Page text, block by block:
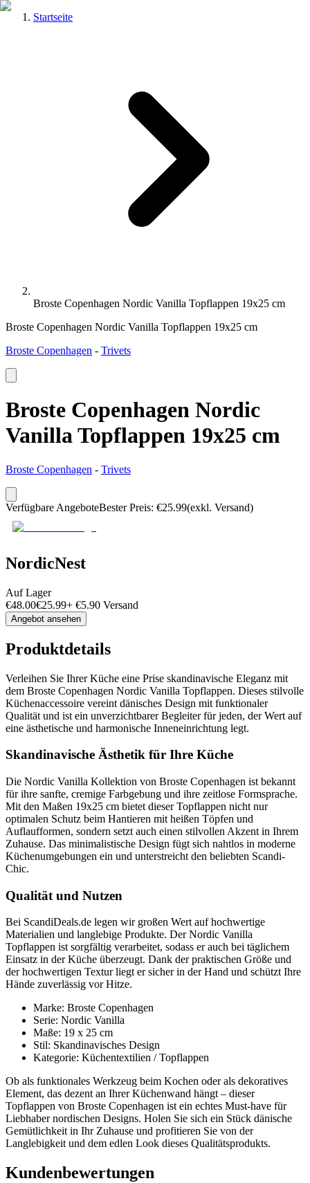
Startseite
Broste Copenhagen Nordic Vanilla Topflappen 19x25 cm
Broste Copenhagen Nordic Vanilla Topflappen 19x25 cm
Broste Copenhagen - Trivets
Broste Copenhagen Nordic
Vanilla Topflappen 19x25 cm
Broste Copenhagen - Trivets
Verfügbare AngeboteBester Preis: €25.99(exkl. Versand)
NordicNest
Auf Lager
€48.00€25.99+ €5.90 Versand
Angebot ansehen
Produktdetails
Verleihen Sie Ihrer Küche eine Prise skandinavische Eleganz mit
dem Broste Copenhagen Nordic Vanilla Topflappen. Dieses stilvolle
Küchenaccessoire vereint dänisches Design mit funktionaler
Qualität und ist ein unverzichtbarer Begleiter für jeden, der Wert auf
eine ästhetische und harmonische Inneneinrichtung legt.
Skandinavische Ästhetik für Ihre Küche
Die Nordic Vanilla Kollektion von Broste Copenhagen ist bekannt
für ihre sanfte, cremige Farbgebung und ihre zeitlose Formsprache.
Mit den Maßen 19x25 cm bietet dieser Topflappen nicht nur
optimalen Schutz beim Hantieren mit heißen Töpfen und
Auflaufformen, sondern setzt auch einen stilvollen Akzent in Ihrem
Zuhause. Das minimalistische Design fügt sich nahtlos in moderne
Küchenumgebungen ein und unterstreicht den beliebten Scandi-
Chic.
Qualität und Nutzen
Bei ScandiDeals.de legen wir großen Wert auf hochwertige
Materialien und langlebige Produkte. Der Nordic Vanilla
Topflappen ist sorgfältig verarbeitet, sodass er auch bei täglichem
Einsatz in der Küche überzeugt. Dank der praktischen Größe und
der hochwertigen Textur liegt er sicher in der Hand und schützt Ihre
Hände zuverlässig vor Hitze.
Marke: Broste Copenhagen
Serie: Nordic Vanilla
Maße: 19 x 25 cm
Stil: Skandinavisches Design
Kategorie: Küchentextilien / Topflappen
Ob als funktionales Werkzeug beim Kochen oder als dekoratives
Element, das dezent an Ihrer Küchenwand hängt – dieser
Topflappen von Broste Copenhagen ist ein echtes Must-have für
Liebhaber nordischen Designs. Holen Sie sich ein Stück dänische
Gemütlichkeit in Ihr Zuhause und profitieren Sie von der
Langlebigkeit und dem edlen Look dieses Qualitätsprodukts.
Kundenbewertungen